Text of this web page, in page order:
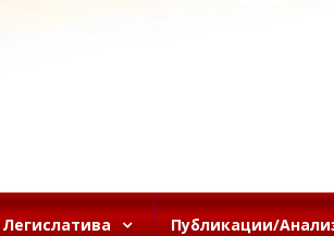
Легислатива Публикации/